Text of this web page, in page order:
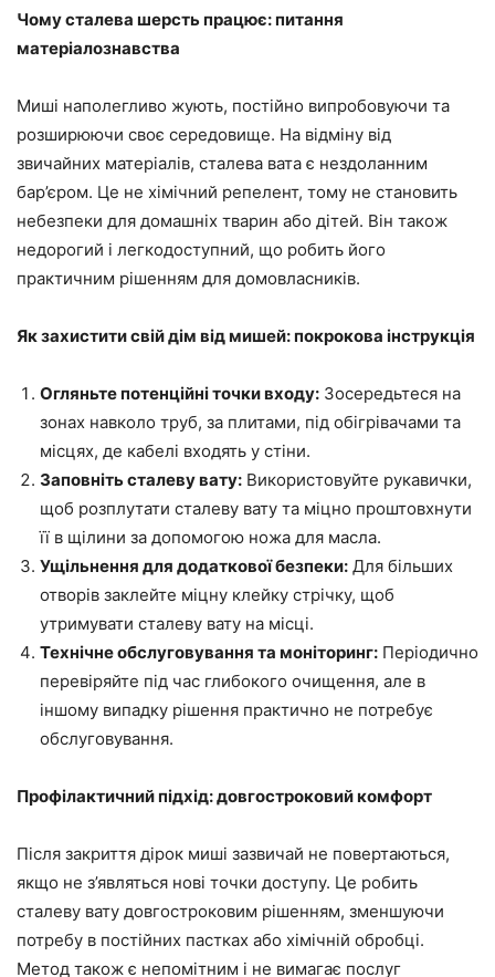
Чому сталева шерсть працює: питання
матеріалознавства
Миші наполегливо жують, постійно випробовуючи та
розширюючи своє середовище. На відміну від
звичайних матеріалів, сталева вата є нездоланним
бар’єром. Це не хімічний репелент, тому не становить
небезпеки для домашніх тварин або дітей. Він також
недорогий і легкодоступний, що робить його
практичним рішенням для домовласників.
Як захистити свій дім від мишей: покрокова інструкція
Огляньте потенційні точки входу: Зосередьтеся на
зонах навколо труб, за плитами, під обігрівачами та
місцях, де кабелі входять у стіни.
Заповніть сталеву вату: Використовуйте рукавички,
щоб розплутати сталеву вату та міцно проштовхнути
її в щілини за допомогою ножа для масла.
Ущільнення для додаткової безпеки: Для більших
отворів заклейте міцну клейку стрічку, щоб
утримувати сталеву вату на місці.
Технічне обслуговування та моніторинг: Періодично
перевіряйте під час глибокого очищення, але в
іншому випадку рішення практично не потребує
обслуговування.
Профілактичний підхід: довгостроковий комфорт
Після закриття дірок миші зазвичай не повертаються,
якщо не з’являться нові точки доступу. Це робить
сталеву вату довгостроковим рішенням, зменшуючи
потребу в постійних пастках або хімічній обробці.
Метод також є непомітним і не вимагає послуг